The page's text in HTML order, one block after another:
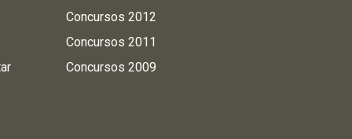
Concursos 2012
Concursos 2011
Concursos 2009